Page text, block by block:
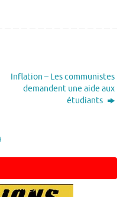
Inflation – Les communistes
demandent une aide aux
étudiants